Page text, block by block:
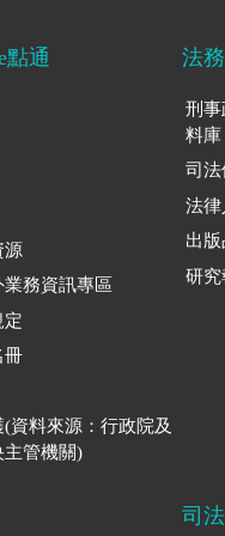
點通
源
務資訊專區
定
冊
資料來源：行政院及
管機關)
法
刑事
料庫
司
法
出版
研究
司